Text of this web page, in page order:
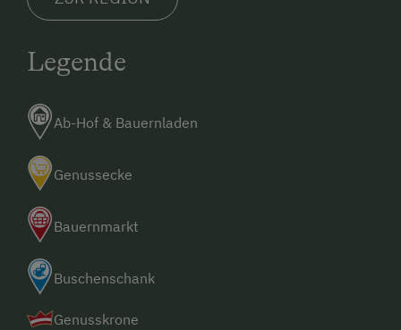
Legende
Ab-Hof & Bauernladen
Genussecke
Bauernmarkt
Buschenschank
Genusskrone